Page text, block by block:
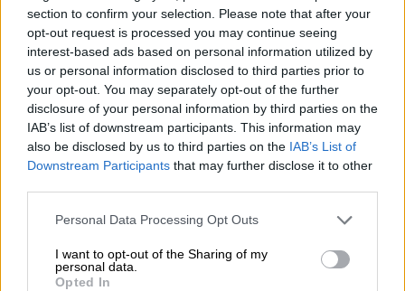
section to confirm your selection. Please note that after your
opt-out request is processed you may continue seeing
interest-based ads based on personal information utilized by
us or personal information disclosed to third parties prior to
your opt-out. You may separately opt-out of the further
disclosure of your personal information by third parties on the
IAB’s list of downstream participants. This information may
also be disclosed by us to third parties on the IAB’s List of
Downstream Participants that may further disclose it to other
Please note that this website/app uses one or more Google
not limited to your visit or usage behaviour. You may click to
grant or deny consent to Google and its third-party tags to
Personal Data Processing Opt Outs
I want to opt-out of the Sharing of my
personal data.
Opted In
Yrittäjän taloushallinnon ja
kirjanpidon ohjelmisto
Yksinkertaista taloushallinnon rutiineja ja
Tutustu Procountoriin